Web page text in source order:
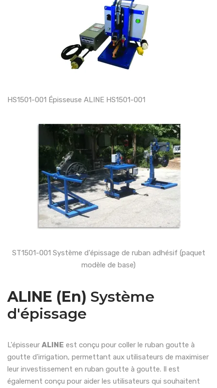
HS1501-001 Épisseuse ALINE HS1501-001
ST1501-001 Système d'épissage de ruban adhésif (paquet
modèle de base)
ALINE (En) Système
d'épissage
L'épisseur ALINE est conçu pour coller le ruban goutte à
goutte d'irrigation, permettant aux utilisateurs de maximiser
leur investissement en ruban goutte à goutte. Il est
également conçu pour aider les utilisateurs qui souhaitent